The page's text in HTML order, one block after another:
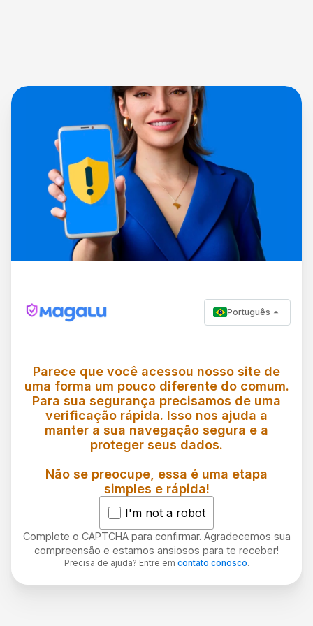
Português
Parece que você acessou nosso site de
uma forma um pouco diferente do comum.
Para sua segurança precisamos de uma
verificação rápida. Isso nos ajuda a
manter a sua navegação segura e a
proteger seus dados.
Não se preocupe, essa é uma etapa
simples e rápida!
I'm not a robot
Complete o CAPTCHA para confirmar. Agradecemos sua
compreensão e estamos ansiosos para te receber!
Precisa de ajuda? Entre em contato conosco.